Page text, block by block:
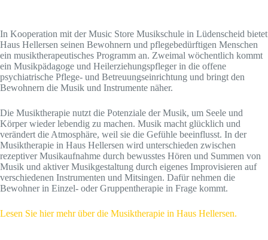
In Kooperation mit der Music Store Musikschule in Lüdenscheid bietet
Haus Hellersen seinen Bewohnern und pflegebedürftigen Menschen
ein musiktherapeutisches Programm an. Zweimal wöchentlich kommt
ein Musikpädagoge und Heilerziehungspfleger in die offene
psychiatrische Pflege- und Betreuungseinrichtung und bringt den
Bewohnern die Musik und Instrumente näher.
Die Musiktherapie nutzt die Potenziale der Musik, um Seele und
Körper wieder lebendig zu machen. Musik macht glücklich und
verändert die Atmosphäre, weil sie die Gefühle beeinflusst. In der
Musiktherapie in Haus Hellersen wird unterschieden zwischen
rezeptiver Musikaufnahme durch bewusstes Hören und Summen von
Musik und aktiver Musikgestaltung durch eigenes Improvisieren auf
verschiedenen Instrumenten und Mitsingen. Dafür nehmen die
Bewohner in Einzel- oder Gruppentherapie in Frage kommt.
Lesen Sie hier mehr über die Musiktherapie in Haus Hellersen.